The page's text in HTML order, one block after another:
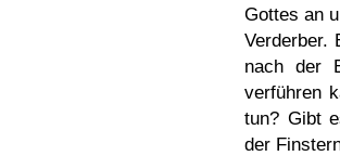
Gottes an
Verderber.
nach der
verführen
tun? Gibt
der